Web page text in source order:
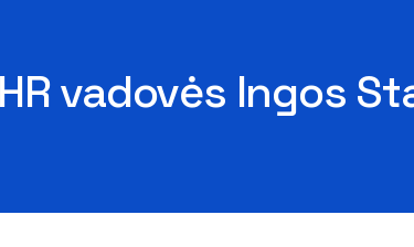
vadovės Ingos